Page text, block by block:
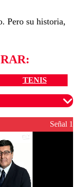
Pero su historia,
TENIS
garantizar un
Señal 1